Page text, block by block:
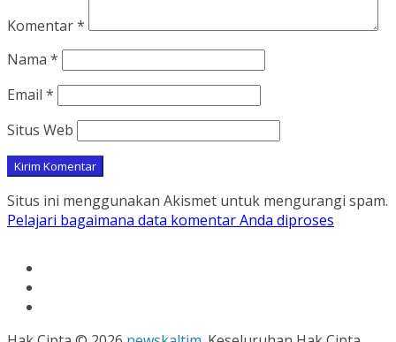
Komentar*
Nama *
Email *
Situs Web
Situs ini menggunakan Akismet untuk mengurangi spam.
Pelajari bagaimana data komentar Anda diproses